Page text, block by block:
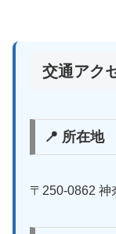
交通アク
📍 所在地
〒250-0862 神